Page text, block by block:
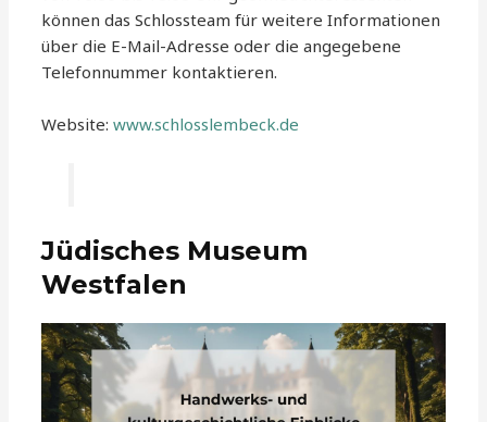
können das Schlossteam für weitere Informationen
über die E-Mail-Adresse oder die angegebene
Telefonnummer kontaktieren.
Website:www.schlosslembeck.de
Jüdisches Museum
Westfalen